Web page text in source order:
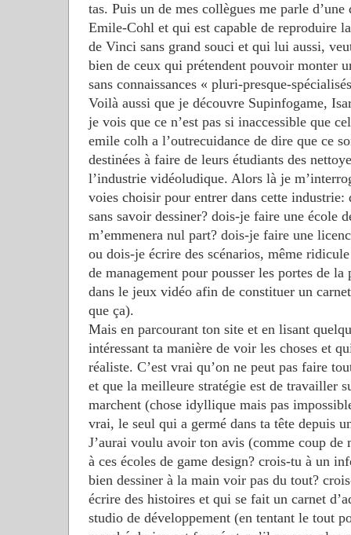
tas. Puis un de mes collègues me parle d’une
Emile-Cohl et qui est capable de reproduire
de Vinci sans grand souci et qui lui aussi,
bien de ceux qui prétendent pouvoir monter
sans connaissances « pluri-presque-
Voilà aussi que je découvre Supinfogame,
je vois que ce n’est pas si inaccessible que
emile colh a l’outrecuidance de dire que ce
destinées à faire de leurs étudiants des
l’industrie vidéoludique. Alors là je
voies choisir pour entrer dans cette
sans savoir dessiner? dois-je faire une école
m’emmenera nul part? dois-je faire une
ou dois-je écrire des scénarios, même
de management pour pousser les portes de
dans le jeux vidéo afin de constituer un
que ça).
Mais en parcourant ton site et en lisant
intéressant ta manière de voir les choses et
réaliste. C’est vrai qu’on ne peut pas faire
et que la meilleure stratégie est de travailler
marchent (chose idyllique mais pas
vrai, le seul qui a germé dans ta tête depuis
J’aurai voulu avoir ton avis (comme coup de
à ces écoles de game design? crois-tu à un
bien dessiner à la main voir pas du tout?
écrire des histoires et qui se fait un carnet
studio de développement (en tentant le tout